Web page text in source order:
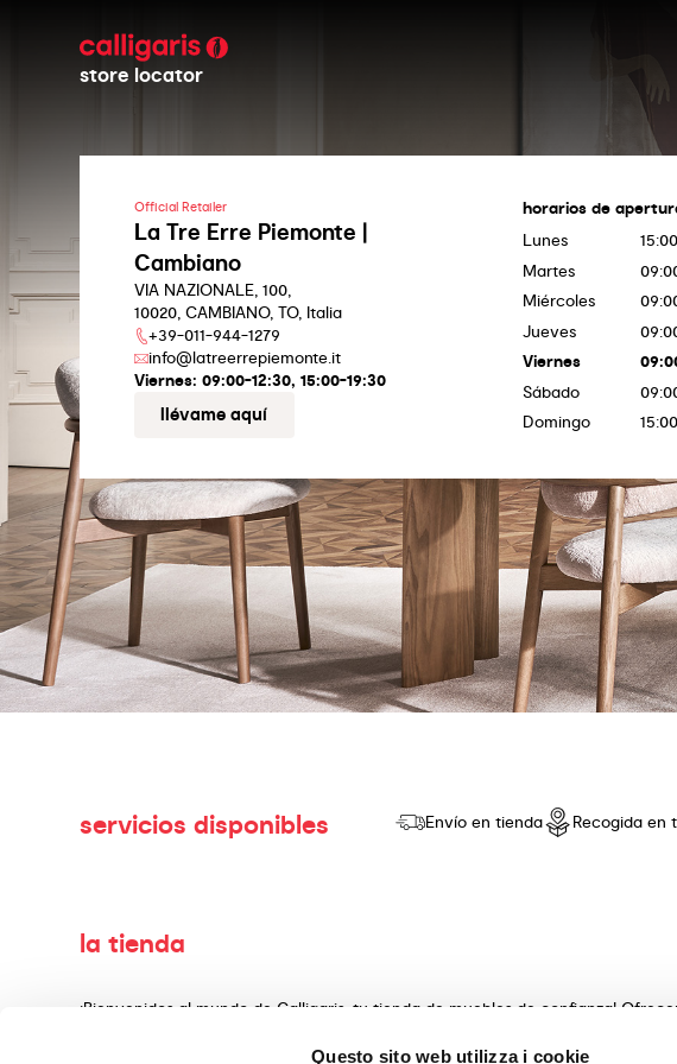
Questo sito web utilizza i cookie
store locator
Official Retailer
La Tre Erre Piemonte |
Cambiano
VIA NAZIONALE, 100,
10020, CAMBIANO, TO, Italia
+39-011-944-1279
info@latreerrepiemonte.it
Viernes: 09:00-12:30, 15:00-19:30
llévame aquí
horarios de
Lunes
Martes
Miércoles
Jueves
Viernes
Sábado
Domingo
servicios disponibles Envío en tienda Recogida en
la tienda
¡Bienvenidos al mundo de Calligaris, tu tienda de muebles de confianza!
producir y vender productos de alta calidad, con un diseño innovador y una